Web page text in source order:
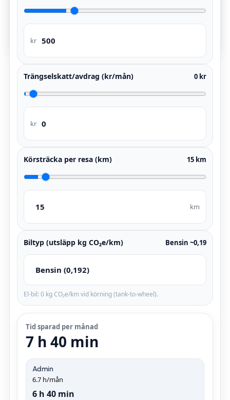
Skicka förfrågan
kr
Trängselskatt/avdrag (kr/mån) 0 kr
kr
Körsträcka per resa (km) 15 km
km
Biltyp (utsläpp kg CO₂e/km) Bensin ~0,19
El-bil: 0 kg CO₂e/km vid körning (tank-to-wheel).
Tid sparad per månad
7 h 40 min
Admin
6.7 h/mån
6 h 40 min